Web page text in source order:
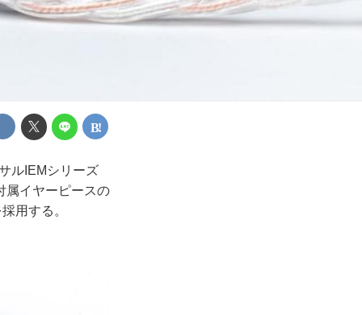
ルIEMシリーズ
属イヤーピースの
用する。